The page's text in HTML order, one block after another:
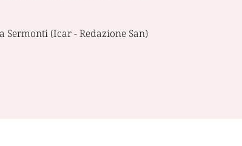
(Icar - Redazione San)